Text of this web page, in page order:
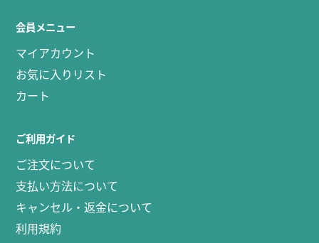
会員メニュー
マイアカウント
お気に入りリスト
カート
ご利用ガイド
ご注文について
支払い方法について
キャンセル・返金について
利用規約